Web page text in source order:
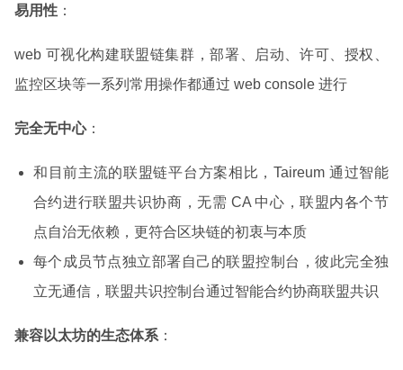
易用性 ：
web 可视化构建联盟链集群，部署、启动、许可、授权、
监控区块等一系列常用操作都通过 web console 进行
完全无中心：
和目前主流的联盟链平台方案相比，Taireum 通过智能
合约进行联盟共识协商，无需 CA 中心，联盟内各个节
点自治无依赖，更符合区块链的初衷与本质
每个成员节点独立部署自己的联盟控制台，彼此完全独
立无通信，联盟共识控制台通过智能合约协商联盟共识
兼容以太坊的生态体系 ：